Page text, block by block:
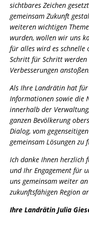
sichtbares Zeichen
gemeinsam Zukunft
weiteren wichtigen
wurden, wollen wir uns
für alles wird es schnelle
Schritt für Schritt
Verbesserungen anstoßen.
Als Ihre Landrätin hat
Informationen sowie die
innerhalb der
ganzen Bevölkerung
Dialog, vom
gemeinsam Lösungen zu
Ich danke Ihnen herzlich
und Ihr Engagement für
uns gemeinsam weiter
zukunftsfähigen Region
Ihre Landrätin Julia